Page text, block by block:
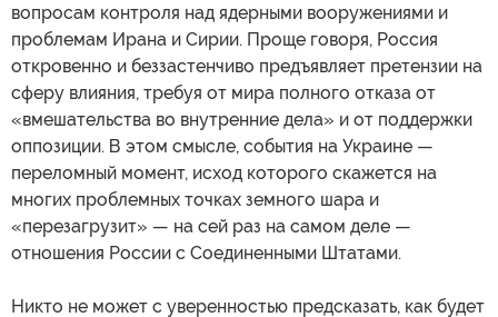
вопросам контроля над ядерными вооружениями и
проблемам Ирана и Сирии. Проще говоря, Россия
откровенно и беззастенчиво предъявляет претензии на
сферу влияния, требуя от мира полного отказа от
«вмешательства во внутренние дела» и от поддержки
оппозиции. В этом смысле, события на Украине —
переломный момент, исход которого скажется на
многих проблемных точках земного шара и
«перезагрузит» — на сей раз на самом деле —
отношения России с Соединенными Штатами.
Никто не может с уверенностью предсказать, как будет